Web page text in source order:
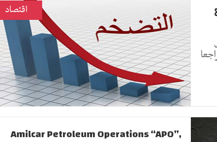
اقتصاد
تراجعا
Amilcar Petroleum Operations “APO”,